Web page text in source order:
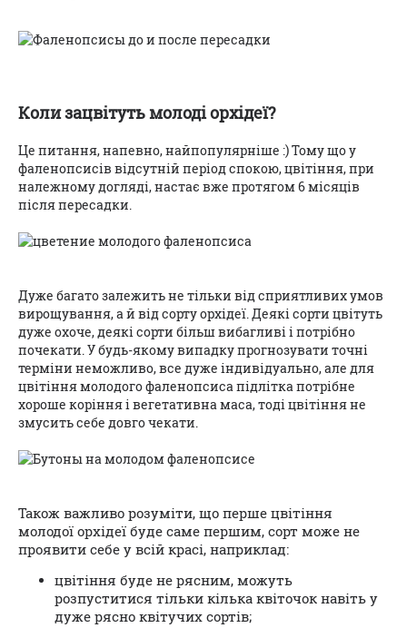
Коли зацвітуть молоді орхідеї?
Це питання, напевно, найпопулярніше :) Тому що у
фаленопсисів відсутній період спокою, цвітіння, при
належному догляді, настає вже протягом 6 місяців
після пересадки.
Дуже багато залежить не тільки від сприятливих умов
вирощування, а й від сорту орхідеї. Деякі сорти цвітуть
дуже охоче, деякі сорти більш вибагливі і потрібно
почекати. У будь-якому випадку прогнозувати точні
терміни неможливо, все дуже індивідуально, але для
цвітіння молодого фаленопсиса підлітка потрібне
хороше коріння і вегетативна маса, тоді цвітіння не
змусить себе довго чекати.
Також важливо розуміти, що перше цвітіння
молодої орхідеї буде саме першим, сорт може не
проявити себе у всій красі, наприклад:
цвітіння буде не рясним, можуть
розпуститися тільки кілька квіточок навіть у
дуже рясно квітучих сортів;